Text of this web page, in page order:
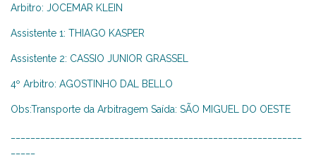
Arbitro: JOCEMAR KLEIN
Assistente 1: THIAGO KASPER
Assistente 2: CASSIO JUNIOR GRASSEL
4º Arbitro: AGOSTINHO DAL BELLO
Obs:Transporte da Arbitragem Saída: SÃO MIGUEL DO OESTE